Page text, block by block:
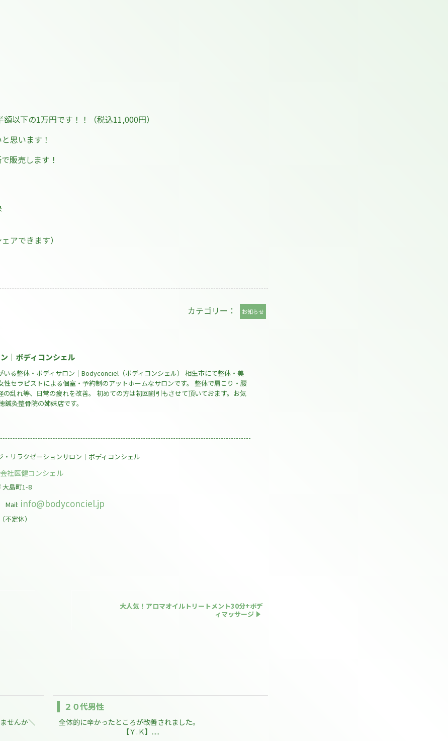
以下の1万円です！！（税込11,000円）
思います！
販売します！
アできます）
カテゴリー： お知らせ
｜ボディコンシェル
いる整体・ボディサロン｜Bodyconciel（ボディコンシェル） 相生市にて整体・美
性セラピストによる個室・予約制のアットホームなサロンです。 整体で肩こり・腰
の乱れ等、日常の疲れを改善。 初めての方は初回割引もさせて頂いておます。お気
灸整骨院の姉妹店です。
リラクゼーションサロン｜ボディコンシェル
社医健コンシェル
大島町1-8
Mail: info@bodyconciel.jp
不定休）
大人気！アロマオイルトリートメント30分+ボデ
ィマッサージ
せんか＼
２０代男性
全体的に辛かったところが改善されました。
【Ｙ.Ｋ】.....